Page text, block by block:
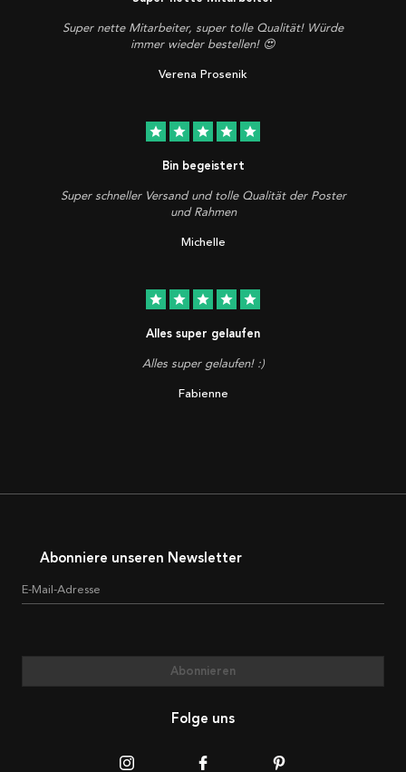
Super nette Mitarbeiter, super tolle Qualität! Würde
immer wieder bestellen! 😍
Verena Prosenik
star star star star star
Bin begeistert
Super schneller Versand und tolle Qualität der Poster
und Rahmen
Michelle
star star star star star
Alles super gelaufen
Alles super gelaufen! :)
Fabienne
Abonniere unseren Newsletter
E-Mail-Adresse
Abonnieren
Folge uns